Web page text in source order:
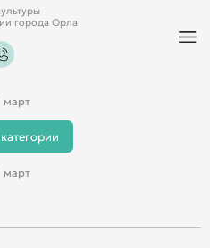
города Орла
март
март